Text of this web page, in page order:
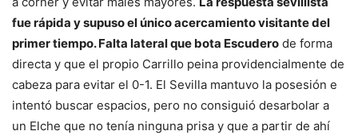
fue rápida y supuso el único acercamiento visitante del
primer tiempo. Falta lateral que bota Escudero de forma
directa y que el propio Carrillo peina providencialmente de
cabeza para evitar el 0-1. El Sevilla mantuvo la posesión e
intentó buscar espacios, pero no consiguió desarbolar a
un Elche que no tenía ninguna prisa y que a partir de ahí